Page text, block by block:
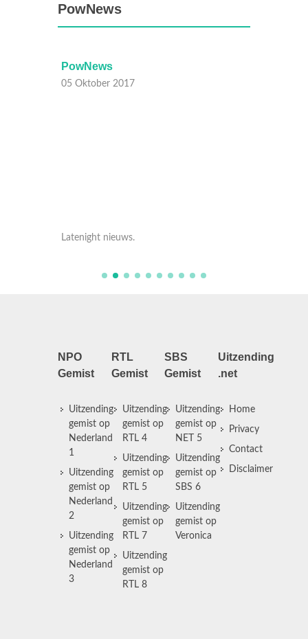
PowNews
PowNews
05 Oktober 2017
NPO
Gemist
Uitzending
gemist op
Nederland
1
Uitzending
gemist op
Nederland
2
Uitzending
gemist op
Nederland
3
RTL
Gemist
Uitzending
gemist op
RTL 4
Uitzending
gemist op
RTL 5
Uitzending
gemist op
RTL 7
Uitzending
gemist op
RTL 8
SBS
Gemist
Uitzending
gemist op
NET 5
Uitzending
gemist op
SBS 6
Uitzending
gemist op
Veronica
Uitzending
.net
Home
Privacy
Contact
Disclaimer